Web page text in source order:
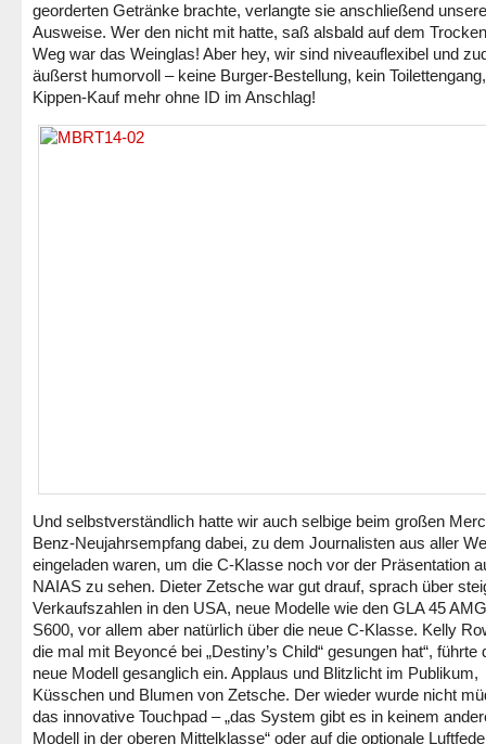
georderten Getränke brachte, verlangte sie anschließend unsere
Ausweise. Wer den nicht mit hatte, saß alsbald auf dem
Weg war das Weinglas! Aber hey, wir sind niveauflexibel und
äußerst humorvoll – keine Burger-Bestellung, kein
Kippen-Kauf mehr ohne ID im Anschlag!
Und selbstverständlich hatte wir auch selbige beim großen
Benz-Neujahrsempfang dabei, zu dem Journalisten aus aller
eingeladen waren, um die C-Klasse noch vor der Präsentation
NAIAS zu sehen. Dieter Zetsche war gut drauf, sprach über
Verkaufszahlen in den USA, neue Modelle wie den GLA 45
S600, vor allem aber natürlich über die neue C-Klasse. Kelly
die mal mit Beyoncé bei „Destiny’s Child“ gesungen hat“, führte
neue Modell gesanglich ein. Applaus und Blitzlicht im Publikum,
Küsschen und Blumen von Zetsche. Der wieder wurde nicht
das innovative Touchpad – „das System gibt es in keinem
Modell in der oberen Mittelklasse“ oder auf die optionale